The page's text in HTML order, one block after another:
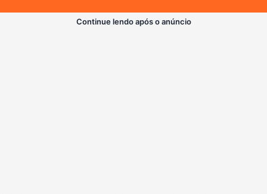
Continue lendo após o anúncio